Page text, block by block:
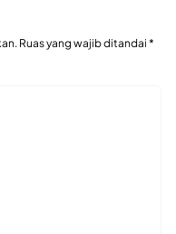
Ruas yang wajib ditandai *